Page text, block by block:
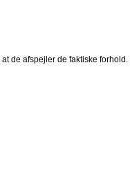
de afspejler de faktiske forhold.